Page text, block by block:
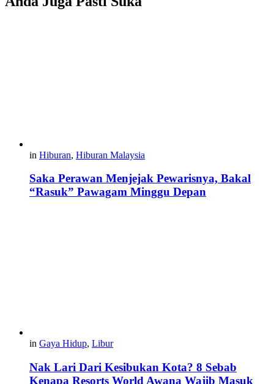
in Hiburan, Hiburan Malaysia
Saka Perawan Menjejak Pewarisnya, Bakal
“Rasuk” Pawagam Minggu Depan
in Gaya Hidup, Libur
Nak Lari Dari Kesibukan Kota? 8 Sebab
Kenapa Resorts World Awana Wajib Masuk